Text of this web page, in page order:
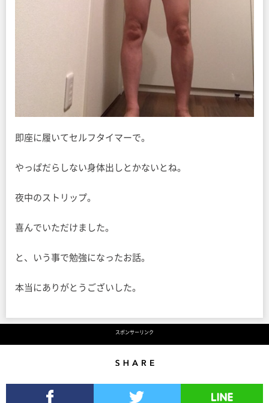
即座に履いてセルフタイマーで。
やっぱだらしない身体出しとかないとね。
夜中のストリップ。
喜んでいただけました。
と、いう事で勉強になったお話。
本当にありがとうございした。
スポンサーリンク